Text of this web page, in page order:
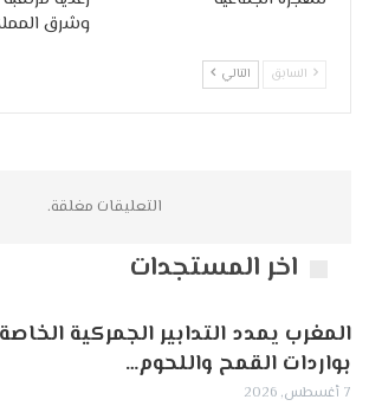
وشرق
السابق التالي
التعليقات مغلقة.
اخر المستجدات
المغرب يمدد التدابير الجمركية الخاصة
بواردات القمح واللحوم…
7 أغسطس, 2026